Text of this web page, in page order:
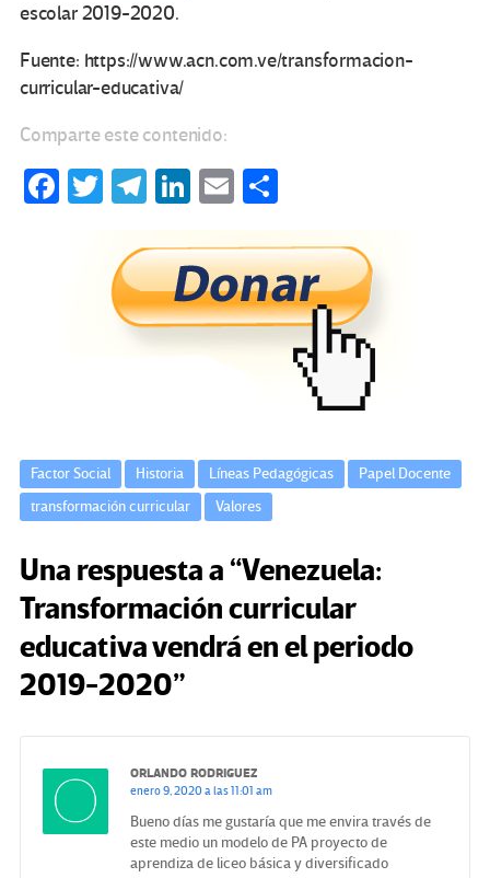
escolar 2019-2020.
Fuente: https://www.acn.com.ve/transformacion-
curricular-educativa/
Comparte este contenido:
Fa T
tt
er
Te
gr
a
m
Li
ke
dI
n
E
ail m
p
ar
tir
Factor Social Historia Líneas Pedagógicas
Papel Docente
transformación curricular
Valores
Una respuesta a “Venezuela:
Transformación curricular
educativa vendrá en el periodo
2019-2020”
ORLANDO RODRIGUEZ
enero 9, 2020 a las 11:01 am
Bueno días me gustaría que me envira través de
este medio un modelo de PA proyecto de
aprendiza de liceo básica y diversificado